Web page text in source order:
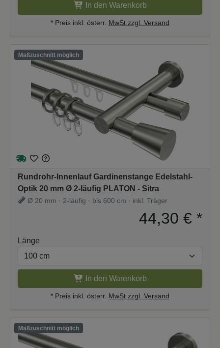
In den Warenkorb
* Preis inkl. österr. MwSt zzgl. Versand
Maßzuschnitt möglich
Rundrohr-Innenlauf Gardinenstange Edelstahl-
Optik 20 mm Ø 2-läufig PLATON - Sitra
Ø 20 mm · 2-läufig · bis 600 cm · inkl. Träger
44,30 € *
Länge
In den Warenkorb
* Preis inkl. österr. MwSt zzgl. Versand
Maßzuschnitt möglich